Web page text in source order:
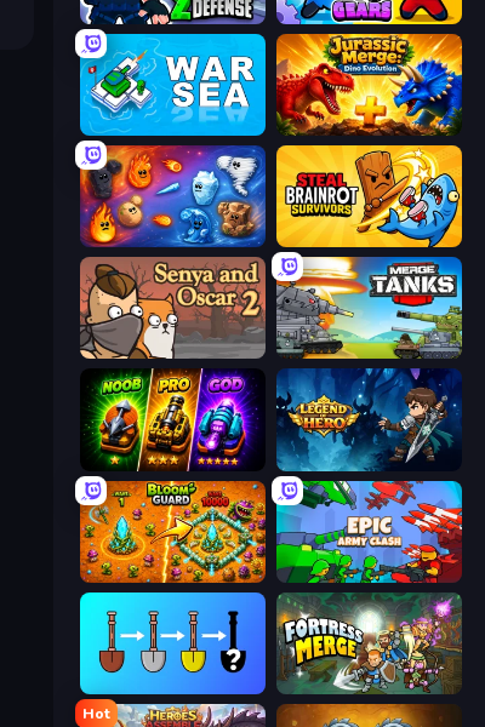
World Z Defense - Zombie Defense Evo Gears
War Sea Jurassic Merge: Dino Evolution
Elemental Merge Steal Brainrot Survivors
Senya and Oscar 2 Merge Master Tanks: Tank Wars
Merge Survival Legend of Hero
BloomGuard Epic Army Clash
Fortress Merge
Hot